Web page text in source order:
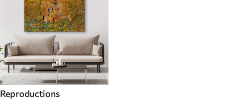
Reproductions